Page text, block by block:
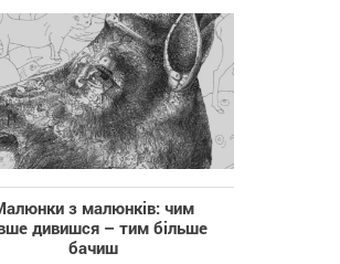
з малюнків: чим
дивишся – тим більше
бачиш